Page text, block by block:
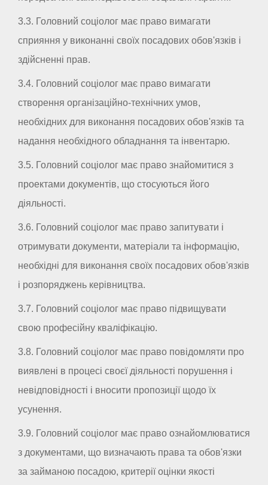
3.3. Головний соціолог має право вимагати
сприяння у виконанні своїх посадових обов'язків і
здійсненні прав.
3.4. Головний соціолог має право вимагати
створення організаційно-технічних умов,
необхідних для виконання посадових обов'язків та
надання необхідного обладнання та інвентарю.
3.5. Головний соціолог має право знайомитися з
проектами документів, що стосуються його
діяльності.
3.6. Головний соціолог має право запитувати і
отримувати документи, матеріали та інформацію,
необхідні для виконання своїх посадових обов'язків
і розпоряджень керівництва.
3.7. Головний соціолог має право підвищувати
свою професійну кваліфікацію.
3.8. Головний соціолог має право повідомляти про
виявлені в процесі своєї діяльності порушення і
невідповідності і вносити пропозиції щодо їх
усунення.
3.9. Головний соціолог має право ознайомлюватися
з документами, що визначають права та обов'язки
за займаною посадою, критерії оцінки якості